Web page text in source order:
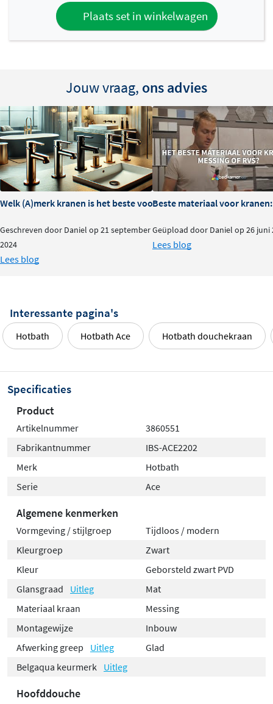
Plaats set in winkelwagen
Jouw vraag, ons advies
Welk (A)merk kranen is het beste voor je badkamer?
Geschreven door Daniel op 21 september
2024
Lees blog
Beste materiaal voor kranen:
Geüpload door Daniel op 26 juni
Lees blog
Interessante pagina's
Hotbath Hotbath Ace Hotbath douchekraan
Specificaties
Product
Artikelnummer
3860551
Fabrikantnummer
IBS-ACE2202
Merk
Hotbath
Serie
Ace
Algemene kenmerken
Vormgeving / stijlgroep
Tijdloos / modern
Kleurgroep
Zwart
Kleur
Geborsteld zwart PVD
Glansgraad
Uitleg
Mat
Materiaal kraan
Messing
Montagewijze
Inbouw
Afwerking greep
Uitleg
Glad
Belgaqua keurmerk
Uitleg
Hoofddouche